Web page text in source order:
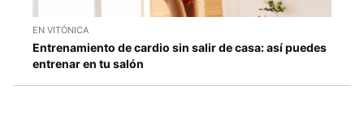
EN VITÓNICA
Entrenamiento de cardio sin salir de casa: así puedes
entrenar en tu salón